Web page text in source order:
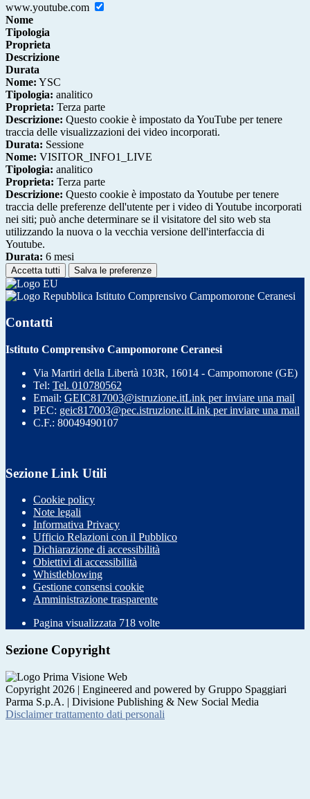
www.youtube.com
Nome
Tipologia
Proprieta
Descrizione
Durata
Nome: YSC
Tipologia: analitico
Proprieta: Terza parte
Descrizione: Questo cookie è impostato da YouTube per tenere
traccia delle visualizzazioni dei video incorporati.
Durata: Sessione
Nome: VISITOR_INFO1_LIVE
Tipologia: analitico
Proprieta: Terza parte
Descrizione: Questo cookie è impostato da Youtube per tenere
traccia delle preferenze dell'utente per i video di Youtube incorporati
nei siti; può anche determinare se il visitatore del sito web sta
utilizzando la nuova o la vecchia versione dell'interfaccia di
Youtube.
Durata: 6 mesi
Accetta tutti Salva le preferenze
Istituto Comprensivo Campomorone Ceranesi
Contatti
Istituto Comprensivo Campomorone Ceranesi
Via Martiri della Libertà 103R, 16014 - Campomorone (GE)
Tel: Tel. 010780562
Email: GEIC817003@istruzione.itLink per inviare una mail
PEC: geic817003@pec.istruzione.itLink per inviare una mail
C.F.: 80049490107
Sezione Link Utili
Cookie policy
Note legali
Informativa Privacy
Ufficio Relazioni con il Pubblico
Dichiarazione di accessibilità
Obiettivi di accessibilità
Whistleblowing
Gestione consensi cookie
Amministrazione trasparente
Pagina visualizzata 718 volte
Sezione Copyright
Copyright 2026 | Engineered and powered by Gruppo Spaggiari
Parma S.p.A. | Divisione Publishing & New Social Media
Disclaimer trattamento dati personali